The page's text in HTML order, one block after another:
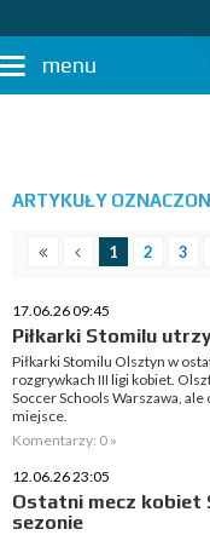
menu
ARTYKUŁY
1 2 3
17.06.26 09:45
Piłkarki Stomilu
Piłkarki Stomilu Olsztyn w
rozgrywkach III ligi kobiet.
Soccer Schools Warszawa,
miejsce.
Komentarzy: 0 »
12.06.26 23:05
Ostatni mecz kobiet
sezonie